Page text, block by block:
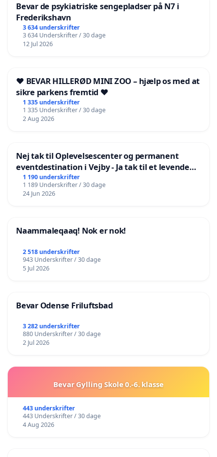
Bevar de psykiatriske sengepladser på N7 i
Frederikshavn
3 634 underskrifter
3 634 Underskrifter / 30 dage
12 Jul 2026
❤️ BEVAR HILLERØD MINI ZOO – hjælp os med at
sikre parkens fremtid ❤️
1 335 underskrifter
1 335 Underskrifter / 30 dage
2 Aug 2026
Nej tak til Oplevelsescenter og permanent
eventdestination i Vejby - Ja tak til et levende
lokalområde i balance
1 190 underskrifter
1 189 Underskrifter / 30 dage
24 Jun 2026
Naammaleqaaq! Nok er nok!
2 518 underskrifter
943 Underskrifter / 30 dage
5 Jul 2026
Bevar Odense Friluftsbad
3 282 underskrifter
880 Underskrifter / 30 dage
2 Jul 2026
Bevar Gylling Skole 0.-6. klasse
443 underskrifter
443 Underskrifter / 30 dage
4 Aug 2026